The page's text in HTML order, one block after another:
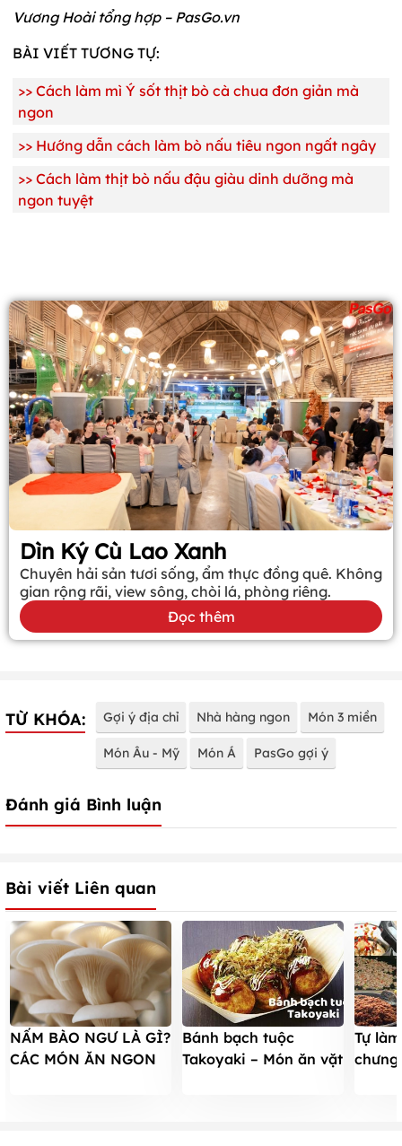
Vương Hoài tổng hợp – PasGo.vn
BÀI VIẾT TƯƠNG TỰ:
>> Cách làm mì Ý sốt thịt bò cà chua đơn giản mà
ngon
>> Hướng dẫn cách làm bò nấu tiêu ngon ngất ngây
>> Cách làm thịt bò nấu đậu giàu dinh dưỡng mà
ngon tuyệt
Dìn Ký Cù Lao Xanh
Chuyên hải sản tươi sống, ẩm thực đồng quê. Không
gian rộng rãi, view sông, chòi lá, phòng riêng.
Đọc thêm
TỪ KHÓA: Gợi ý địa chỉ Nhà hàng ngon Món 3 miền
Món Âu - Mỹ Món Á PasGo gợi ý
Đánh giá Bình luận
Bài viết Liên quan
NẤM BÀO NGƯ LÀ GÌ?
CÁC MÓN ĂN NGON
Bánh bạch tuộc
Takoyaki – Món ăn vặt
Tự